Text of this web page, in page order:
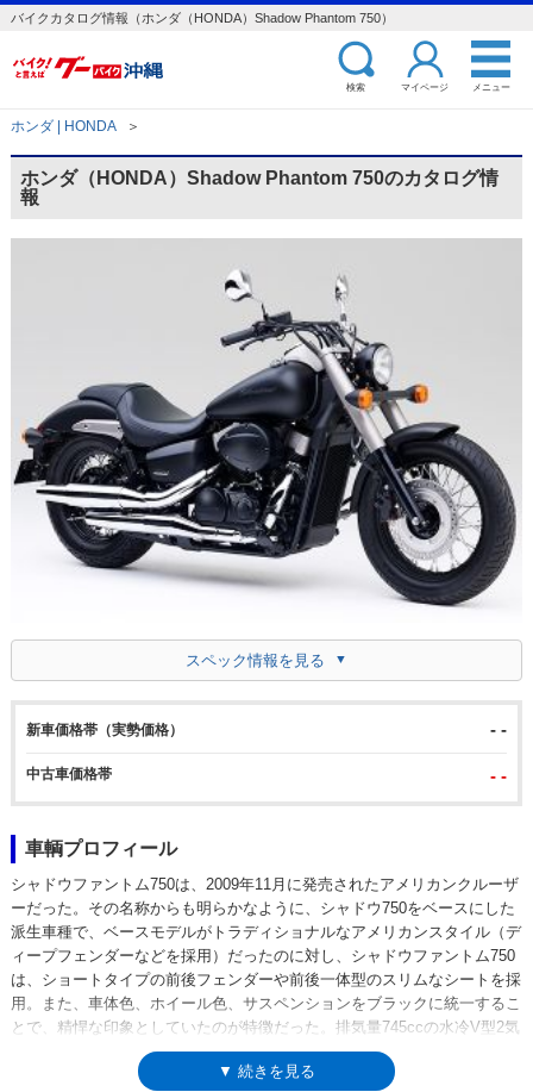
バイクカタログ情報（ホンダ（HONDA）Shadow Phantom 750）
検索 マイページ メニュー
ホンダ | HONDA ＞
ホンダ（HONDA）Shadow Phantom 750のカタログ情
報
スペック情報を見る
新車価格帯（実勢価格） - -
中古車価格帯 - -
車輌プロフィール
シャドウファントム750は、2009年11月に発売されたアメリカンクルーザ
ーだった。その名称からも明らかなように、シャドウ750をベースにした
派生車種で、ベースモデルがトラディショナルなアメリカンスタイル（デ
ィープフェンダーなどを採用）だったのに対し、シャドウファントム750
は、ショートタイプの前後フェンダーや前後一体型のスリムなシートを採
用。また、車体色、ホイール色、サスペンションをブラックに統一するこ
とで、精悍な印象としていたのが特徴だった。排気量745ccの水冷V型2気
筒OHC3バルブエンジンをダブルクレードルフレームに搭載。ミッション
は5段リターン式で、メンテナンスフリーのシャフトドライブを採用。同
▼ 続きを見る